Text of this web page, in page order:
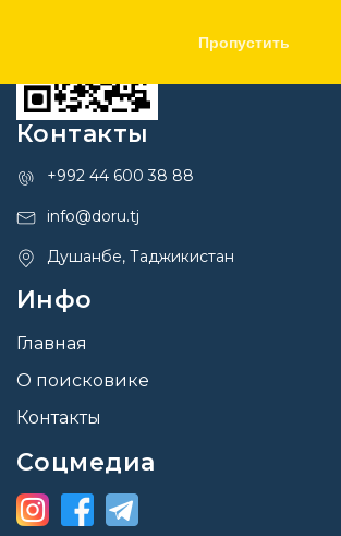
Пропустить
Контакты
+992 44 600 38 88
info@doru.tj
Душанбе, Таджикистан
Инфо
Главная
О поисковике
Контакты
Соцмедиа